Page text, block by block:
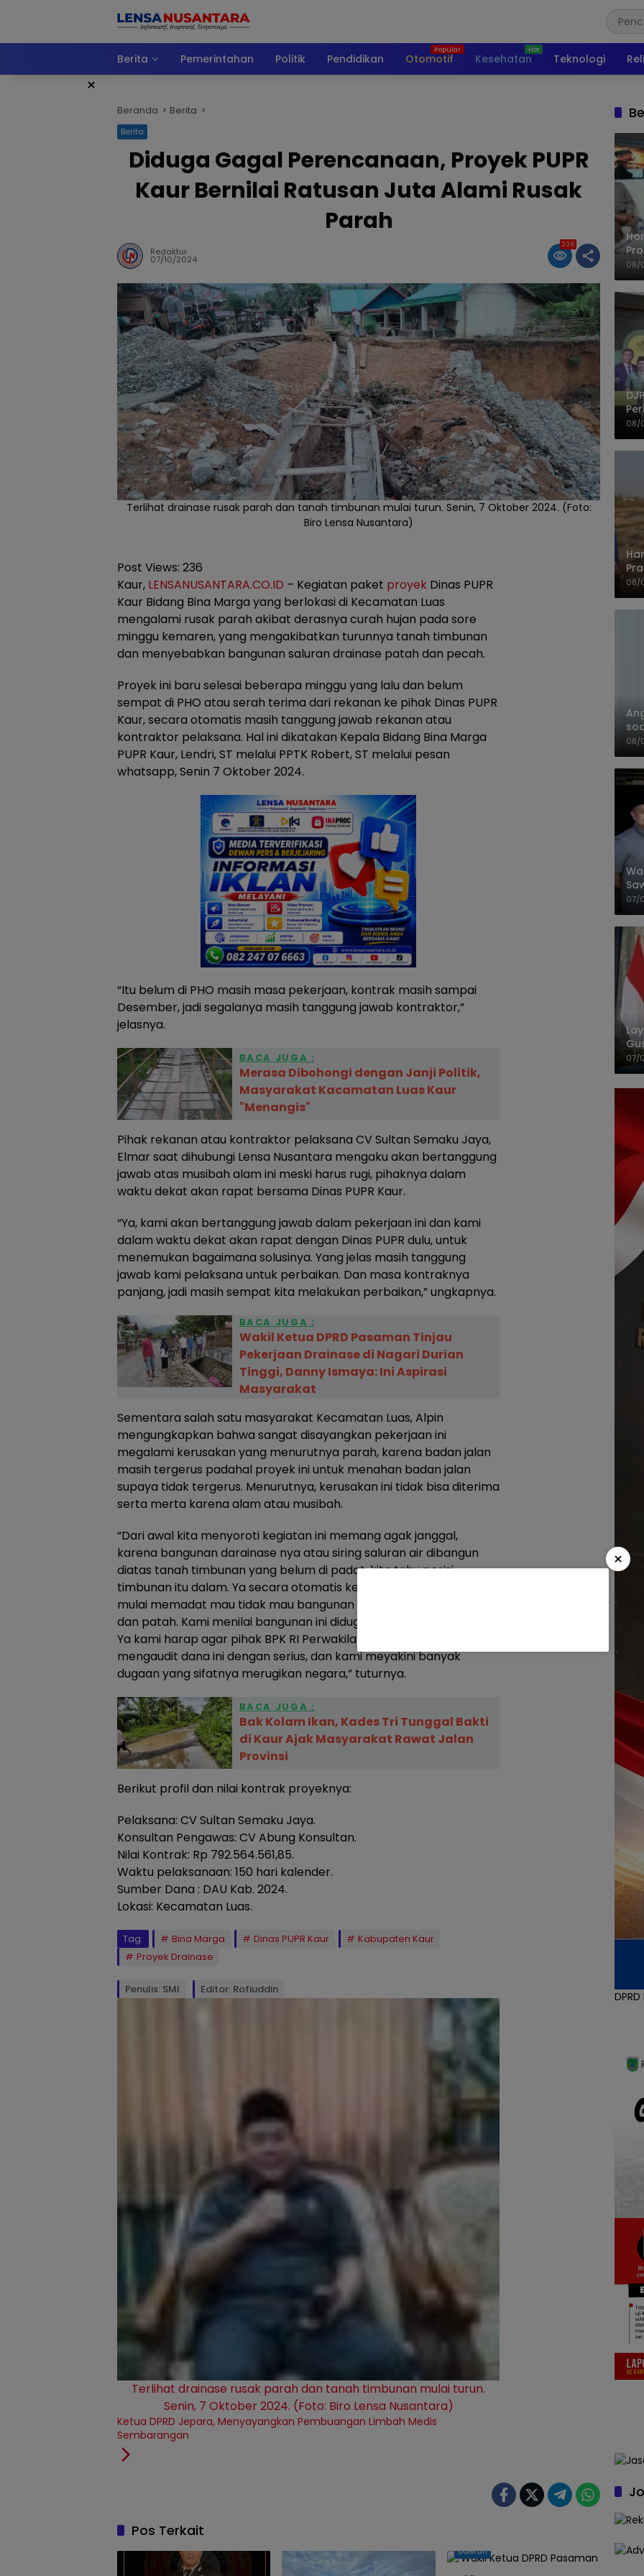
Berita
Pemerintahan Politik Pendidikan Otomotif Kesehatan Teknologi
×
Beranda Berita
Berita
Diduga Gagal Perencanaan, Proyek PUPR
Kaur Bernilai Ratusan Juta Alami Rusak
Parah
Redaktur
07/10/2024
236
Terlihat drainase rusak parah dan tanah timbunan mulai turun. Senin, 7 Oktober 2024. (Foto:
Biro Lensa Nusantara)
Post Views: 236
Kaur, LENSANUSANTARA.CO.ID – Kegiatan paket proyek Dinas PUPR
Kaur Bidang Bina Marga yang berlokasi di Kecamatan Luas
mengalami rusak parah akibat derasnya curah hujan pada sore
minggu kemaren, yang mengakibatkan turunnya tanah timbunan
dan menyebabkan bangunan saluran drainase patah dan pecah.
Proyek ini baru selesai beberapa minggu yang lalu dan belum
sempat di PHO atau serah terima dari rekanan ke pihak Dinas PUPR
Kaur, secara otomatis masih tanggung jawab rekanan atau
kontraktor pelaksana. Hal ini dikatakan Kepala Bidang Bina Marga
PUPR Kaur, Lendri, ST melalui PPTK Robert, ST melalui pesan
whatsapp, Senin 7 Oktober 2024.
“Itu belum di PHO masih masa pekerjaan, kontrak masih sampai
Desember, jadi segalanya masih tanggung jawab kontraktor,”
jelasnya.
BACA JUGA :
Merasa Dibohongi dengan Janji Politik,
Masyarakat Kacamatan Luas Kaur
"Menangis"
Pihak rekanan atau kontraktor pelaksana CV Sultan Semaku Jaya,
Elmar saat dihubungi Lensa Nusantara mengaku akan bertanggung
jawab atas musibah alam ini meski harus rugi, pihaknya dalam
waktu dekat akan rapat bersama Dinas PUPR Kaur.
“Ya, kami akan bertanggung jawab dalam pekerjaan ini dan kami
dalam waktu dekat akan rapat dengan Dinas PUPR dulu, untuk
menemukan bagaimana solusinya. Yang jelas masih tanggung
jawab kami pelaksana untuk perbaikan. Dan masa kontraknya
panjang, jadi masih sempat kita melakukan perbaikan,” ungkapnya.
BACA JUGA :
Wakil Ketua DPRD Pasaman Tinjau
Pekerjaan Drainase di Nagari Durian
Tinggi, Danny Ismaya: Ini Aspirasi
Masyarakat
Sementara salah satu masyarakat Kecamatan Luas, Alpin
mengungkapkan bahwa sangat disayangkan pekerjaan ini
megalami kerusakan yang menurutnya parah, karena badan jalan
masih tergerus padahal proyek ini untuk menahan badan jalan
supaya tidak tergerus. Menurutnya, kerusakan ini tidak bisa diterima
serta merta karena alam atau musibah.
“Dari awal kita menyoroti kegiatan ini memang agak janggal,
karena bangunan darainase nya atau siring saluran air dibangun
diatas tanah timbunan yang belum di padat, kita tahu posisi
timbunan itu dalam. Ya secara otomatis ketika tanah timbunan
mulai memadat mau tidak mau bangunan diatasnya pasti retak
dan patah. Kami menilai bangunan ini diduga gagal perencanaan,
Ya kami harap agar pihak BPK RI Perwakilan Bengkulu bisa
mengaudit dana ini dengan serius, dan kami meyakini banyak
dugaan yang sifatnya merugikan negara,” tuturnya.
BACA JUGA :
Bak Kolam Ikan, Kades Tri Tunggal Bakti
di Kaur Ajak Masyarakat Rawat Jalan
Provinsi
Berikut profil dan nilai kontrak proyeknya:
Pelaksana: CV Sultan Semaku Jaya.
Konsultan Pengawas: CV Abung Konsultan.
Nilai Kontrak: Rp 792.564.561,85.
Waktu pelaksanaan: 150 hari kalender.
Sumber Dana : DAU Kab. 2024.
Lokasi: Kecamatan Luas.
Tag: Bina Marga Dinas PUPR Kaur
Kabupaten Kaur
Proyek Drainase
Penulis: SMI Editor: Rofiuddin
Terlihat drainase rusak parah dan tanah timbunan mulai turun.
Senin, 7 Oktober 2024. (Foto: Biro Lensa Nusantara)
Ketua DPRD Jepara, Menyayangkan Pembuangan Limbah Medis
Sembarangan
Pos Terkait
Daerah
08/
08/
08/
08/
07/
07/
×